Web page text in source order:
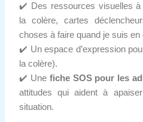
✔️ Des ressources visuelles à
la colère, cartes
choses à faire quand je suis en
✔️ Un espace d’expression
la colère).
✔️ Une fiche SOS pour les
attitudes qui aident à
situation.